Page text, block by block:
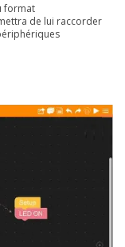
format
de lui raccorder